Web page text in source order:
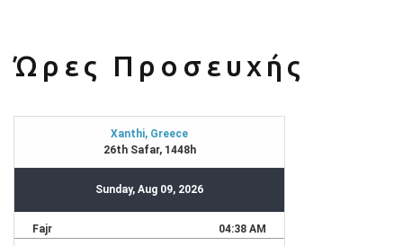
Ώρες Προσευχής